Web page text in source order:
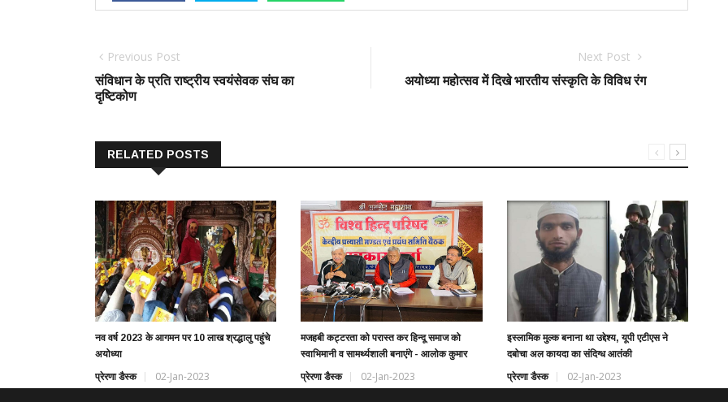
Previous Post
संविधान के प्रति राष्ट्रीय स्वयंसेवक संघ का
दृष्टिकोण
Next Post
अयोध्या महोत्सव में दिखे भारतीय संस्कृति के विविध रंग
RELATED POSTS
नव वर्ष 2023 के आगमन पर 10 लाख श्रद्धालु पहुंचे
अयोध्या
प्रेरणा डैस्क 02-Jan-2023
मजहबी कट्टरता को परास्त कर हिन्दू समाज को
स्वाभिमानी व सामर्थ्यशाली बनाएंगे - आलोक कुमार
प्रेरणा डैस्क 02-Jan-2023
इस्लामिक मुल्क बनाना था उद्देश्य, यूपी एटीएस ने
दबोचा अल कायदा का संदिग्ध आतंकी
प्रेरणा डैस्क 02-Jan-2023